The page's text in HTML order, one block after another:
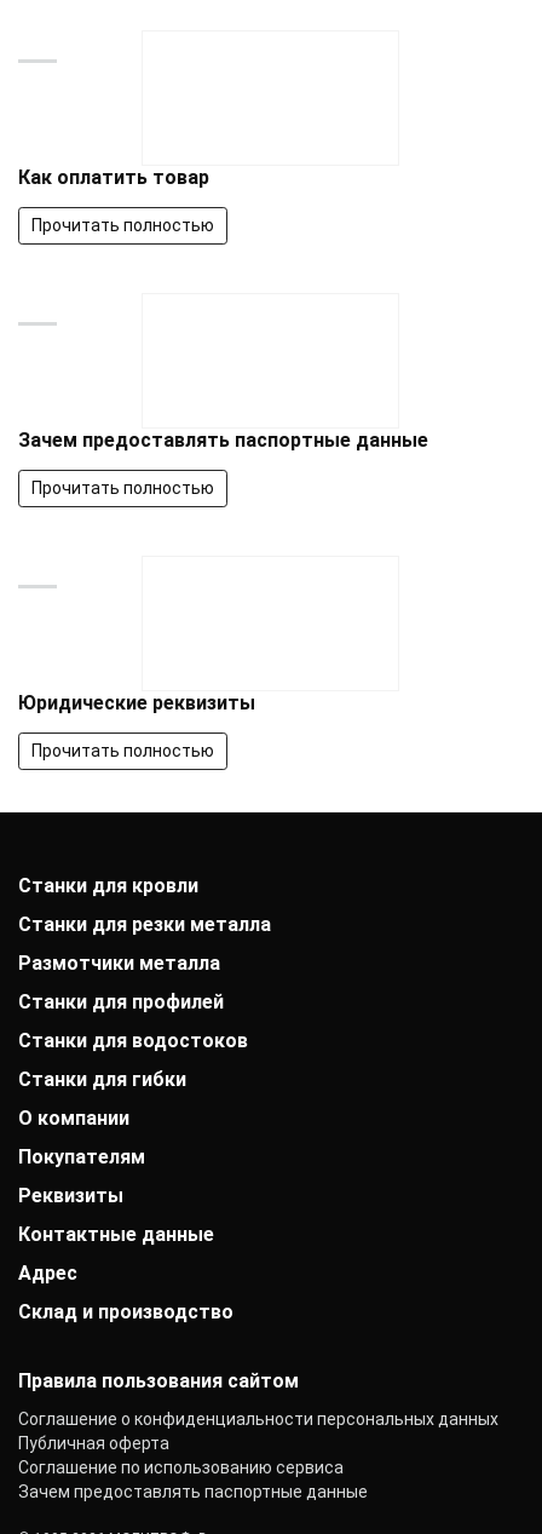
Как оплатить товар
Прочитать полностью
Зачем предоставлять паспортные данные
Прочитать полностью
Юридические реквизиты
Прочитать полностью
Станки для кровли
Станки для резки металла
Размотчики металла
Станки для профилей
Станки для водостоков
Станки для гибки
О компании
История компании
Выставки
Заказчики
Вакансии
Контакты
Покупателям
Оплата
Гарантии
Акции
Статьи
Реквизиты
АО «Райффайзенбанк»
Р/с: 40702810000000001118
К/с: 30101810200000000700
ОКПО: 40276717
Контактные данные
+7 (800) 333-41-10
График работы:
Адрес
Барнаул, улица Матросова, 9Б/3
Склад и производство
Правила пользования сайтом
Соглашение о конфиденциальности персональных данных
Публичная оферта
Соглашение по использованию сервиса
Зачем предоставлять паспортные данные